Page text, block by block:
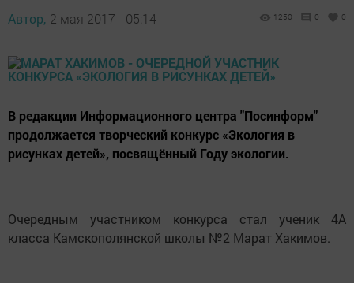
Автор, 2 мая 2017 - 05:14 1250 0 0
В редакции Информационного центра "Посинформ"
продолжается творческий конкурс «Экология в
рисунках детей», посвящённый Году экологии.
Очередным участником конкурса стал ученик 4А
класса Камскополянской школы №2 Марат Хакимов.